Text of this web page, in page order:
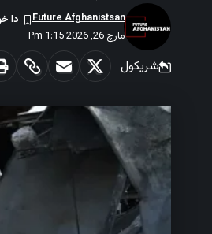
مارچ 26, 2026 1:15 Pm
Future Afghanistsan
شریکول